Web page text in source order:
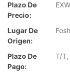
Plazo De
Precio:
Lugar De
Origen:
Plazo De
Pago:
T/T,